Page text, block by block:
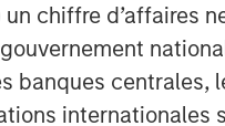
chiffre d’affaires
banques